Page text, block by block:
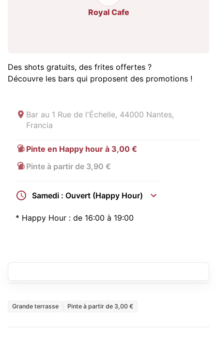
Royal Cafe
Des shots gratuits, des frites offertes ?
Découvre les bars qui proposent des promotions !
Bar au 1 Rue de l'Échelle, 44000 Nantes,
Francia
Pinte en Happy hour à 3,00 €
Pinte à partir de 3,90 €
Samedi : Ouvert (Happy Hour)
* Happy Hour : de 16:00 à 19:00
Grande terrasse Pinte à partir de 3,00 €